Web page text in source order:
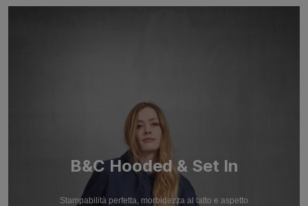
B&C Hooded & Set In
Stampabilità perfetta, morbidezza al tatto e aspetto